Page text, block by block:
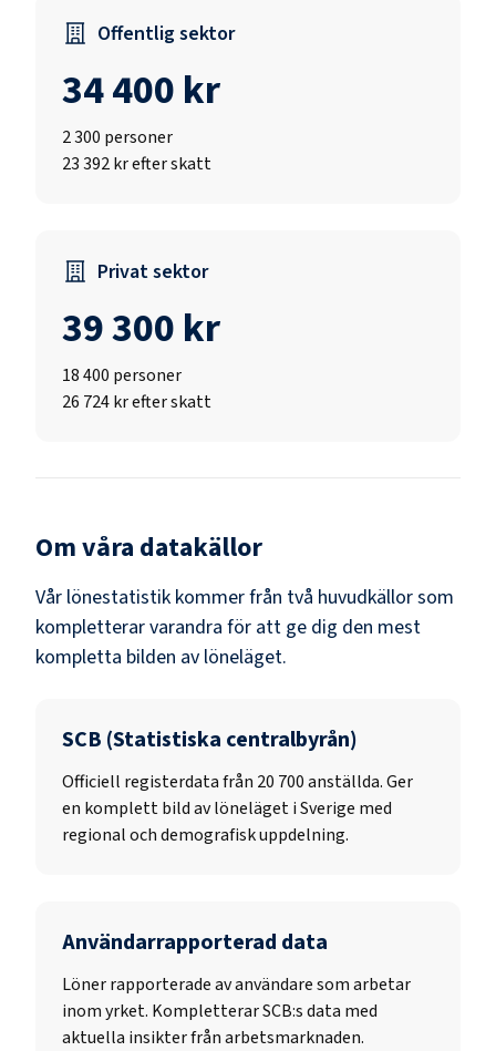
Offentlig sektor
34 400 kr
2 300 personer
23 392 kr efter skatt
Privat sektor
39 300 kr
18 400 personer
26 724 kr efter skatt
Om våra datakällor
Vår lönestatistik kommer från två huvudkällor som
kompletterar varandra för att ge dig den mest
kompletta bilden av löneläget.
SCB (Statistiska centralbyrån)
Officiell registerdata från 20 700anställda. Ger
en komplett bild av löneläget i Sverige med
regional och demografisk uppdelning.
Användarrapporterad data
Löner rapporterade av användare som arbetar
inom yrket. Kompletterar SCB:s data med
aktuella insikter från arbetsmarknaden.